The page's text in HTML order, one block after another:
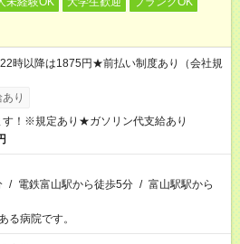
時以降は1875円★前払い制度あり（会社規
り
す！※規定あり★ガソリン代支給あり
/ 電鉄富山駅から徒歩5分 / 富山駅駅から
る病院です。